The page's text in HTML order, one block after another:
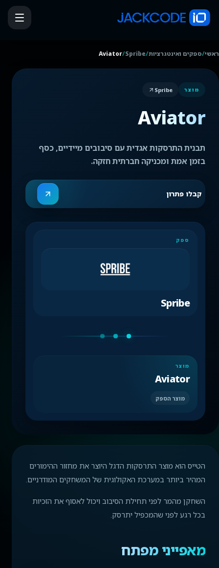
ראשי/ספקים ואינטגרציות/
Spribe
/
Aviator
מוצר Spribe
Aviator
תבנית התרסקות אגדית עם סיבובים מיידיים, כסף
בזמן אמת ומכניקה חברתית חזקה.
קבלו פתרון
ספק
Spribe
מוצר
Aviator
מוצר הספק
הטייס הוא מוצר התרסקות הדגל היוצר את מחזור ההימורים
המהיר ביותר במערכת האקולוגית של המשחקים המודרניים.
השחקן מהמר לפני תחילת הסיבוב ויכול לאסוף את הזכיות
בכל רגע לפני שהמכפיל יתרסק.
מאפייני מפתח